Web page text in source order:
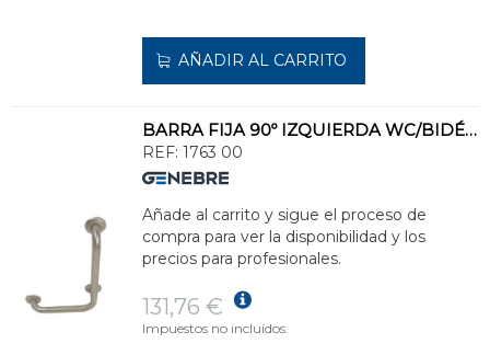
AÑADIR AL CARRITO
BARRA FIJA 90º IZQUIERDA WC/BIDÉ/LAVABO
REF: 1763 00
Añade al carrito y sigue el proceso de
compra para ver la disponibilidad y los
precios para profesionales.
131,76 €
Impuestos no incluidos.